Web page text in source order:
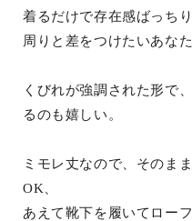
着るだけで存在感ばっち
周りと差をつけたいあな
くびれが強調された形で
るのも嬉しい。
ミモレ丈なので、そのま
OK、
あえて靴下を履いてロー